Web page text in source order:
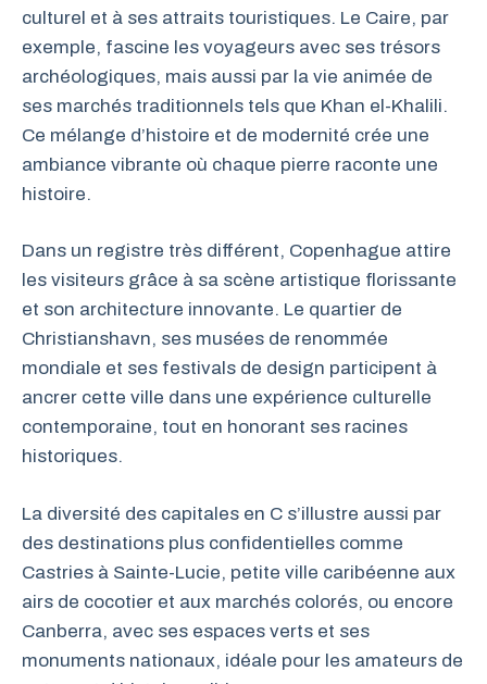
culturel et à ses attraits touristiques. Le Caire, par
exemple, fascine les voyageurs avec ses trésors
archéologiques, mais aussi par la vie animée de
ses marchés traditionnels tels que Khan el-Khalili.
Ce mélange d’histoire et de modernité crée une
ambiance vibrante où chaque pierre raconte une
histoire.
Dans un registre très différent, Copenhague attire
les visiteurs grâce à sa scène artistique florissante
et son architecture innovante. Le quartier de
Christianshavn, ses musées de renommée
mondiale et ses festivals de design participent à
ancrer cette ville dans une expérience culturelle
contemporaine, tout en honorant ses racines
historiques.
La diversité des capitales en C s’illustre aussi par
des destinations plus confidentielles comme
Castries à Sainte-Lucie, petite ville caribéenne aux
airs de cocotier et aux marchés colorés, ou encore
Canberra, avec ses espaces verts et ses
monuments nationaux, idéale pour les amateurs de